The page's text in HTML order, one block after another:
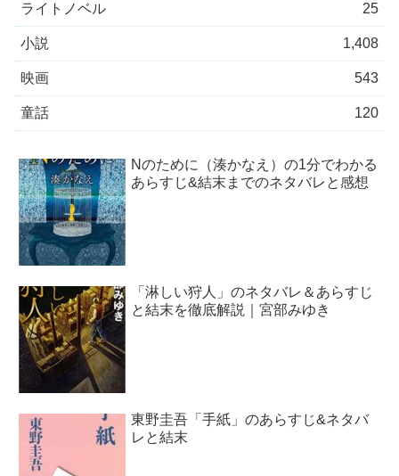
ライトノベル 25
小説 1,408
映画 543
童話 120
Nのために（湊かなえ）の1分でわかる
あらすじ&結末までのネタバレと感想
「淋しい狩人」のネタバレ＆あらすじ
と結末を徹底解説｜宮部みゆき
東野圭吾「手紙」のあらすじ&ネタバ
レと結末